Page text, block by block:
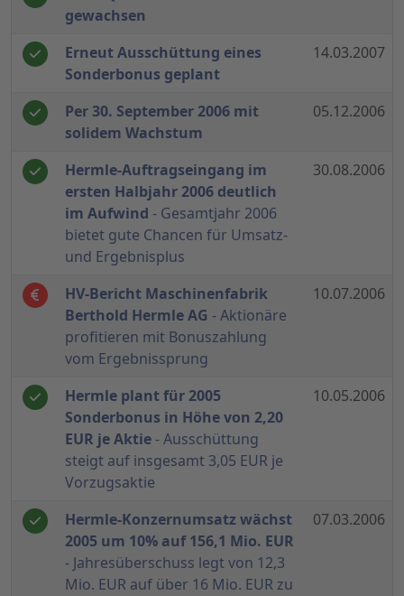
gewachsen
Erneut Ausschüttung eines
Sonderbonus geplant
14.03.2007
Per 30. September 2006 mit
solidem Wachstum
05.12.2006
Hermle-Auftragseingang im
ersten Halbjahr 2006 deutlich
im Aufwind - Gesamtjahr 2006
bietet gute Chancen für Umsatz-
und Ergebnisplus
30.08.2006
HV-Bericht Maschinenfabrik
Berthold Hermle AG - Aktionäre
profitieren mit Bonuszahlung
vom Ergebnissprung
10.07.2006
Hermle plant für 2005
Sonderbonus in Höhe von 2,20
EUR je Aktie- Ausschüttung
steigt auf insgesamt 3,05 EUR je
Vorzugsaktie
10.05.2006
Hermle-Konzernumsatz wächst
2005 um 10% auf 156,1 Mio. EUR
- Jahresüberschuss legt von 12,3
Mio. EUR auf über 16 Mio. EUR zu
07.03.2006